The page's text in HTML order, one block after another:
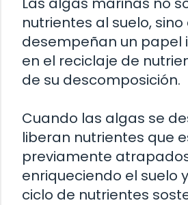
nutrientes al suelo,
desempeñan un
en el reciclaje de
de su descomposición.
Cuando las algas se
liberan nutrientes que
previamente
enriqueciendo el suelo
ciclo de nutrientes